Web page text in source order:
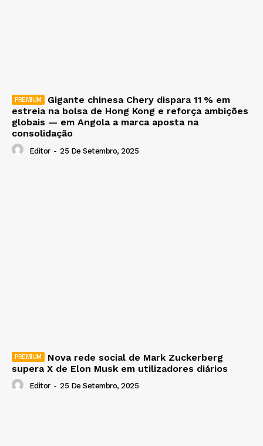
Gigante chinesa Chery dispara 11 % em
estreia na bolsa de Hong Kong e reforça ambições
globais — em Angola a marca aposta na
consolidação
Editor - 25 De Setembro, 2025
Nova rede social de Mark Zuckerberg
supera X de Elon Musk em utilizadores diários
Editor - 25 De Setembro, 2025